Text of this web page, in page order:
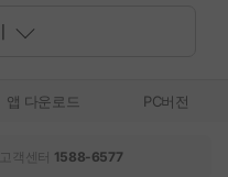
앱 다운로드 PC버전
고객센터 1588-6577